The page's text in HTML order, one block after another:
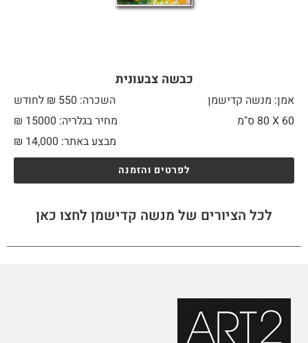
כבשה צבעונית
אמן: מנשה קדישמן
השכרה: 550 ₪ לחודש
60 X
מחיר בגלריה: 15000 ₪
מבצע באתר:
₪ 14,000
לפרטים והזמנה
לכל הציורים של מנשה קדישמן לחצו כאן